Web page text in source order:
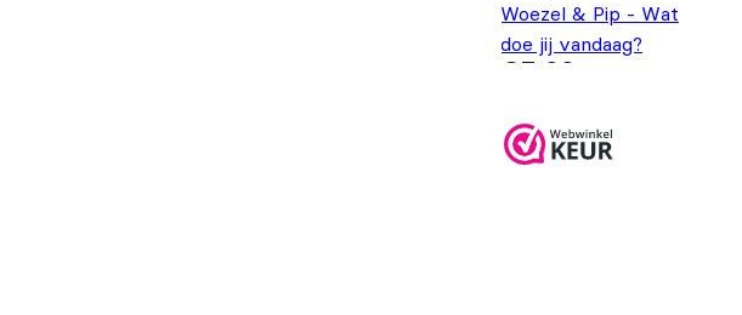
Woezel & Pip - Wat
doe jij vandaag?
€5,99